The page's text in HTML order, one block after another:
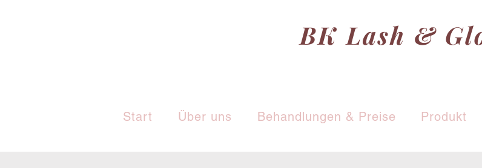
BK Lash &
Start Über uns Behandlungen & Preise Produkt